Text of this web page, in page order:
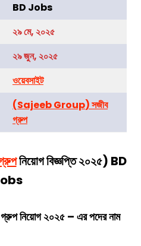
BD Jobs
২৯ মে, ২০২৫
২৯ জুন, ২০২৫
ওয়েবসাইট
(Sajeeb Group)সজীব
গ্রুপ
নিয়োগ বিজ্ঞপ্তি ২০২৫) BD
নিয়োগ ২০২৫ – এর পদের নাম